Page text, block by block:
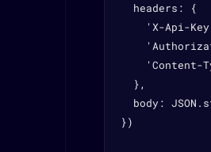
  headers: {
'X-Api-
'Content-
  },
body:
})